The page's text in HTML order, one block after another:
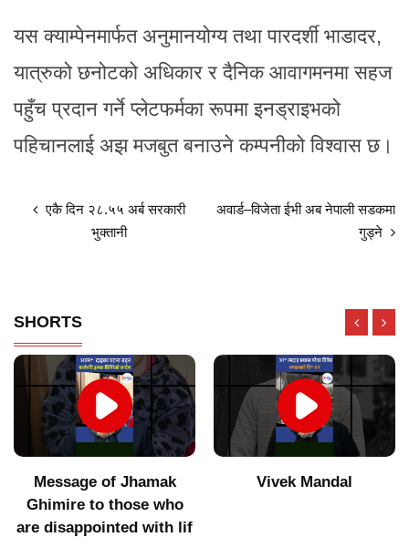
यस क्याम्पेनमार्फत अनुमानयोग्य तथा पारदर्शी भाडादर,
यात्रुको छनोटको अधिकार र दैनिक आवागमनमा सहज
पहुँच प्रदान गर्ने प्लेटफर्मका रूपमा इनड्राइभको
पहिचानलाई अझ मजबुत बनाउने कम्पनीको विश्वास छ।
एकै दिन २८.५५ अर्ब सरकारी
भुक्तानी
अवार्ड–विजेता ईभी अब नेपाली सडकमा
गुड्ने
SHORTS
Message of Jhamak
Ghimire to those who
are disappointed with lif
Vivek Mandal